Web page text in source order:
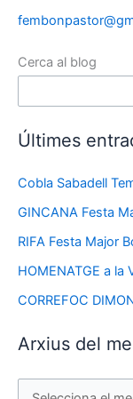
Cerca al blog
Últimes
Cobla Sabadell
GINCANA Festa
RIFA Festa Major
HOMENATGE a la
CORREFOC
Arxius del